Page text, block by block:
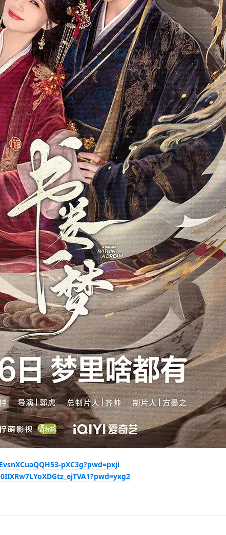
pXC3g?pwd=pxji